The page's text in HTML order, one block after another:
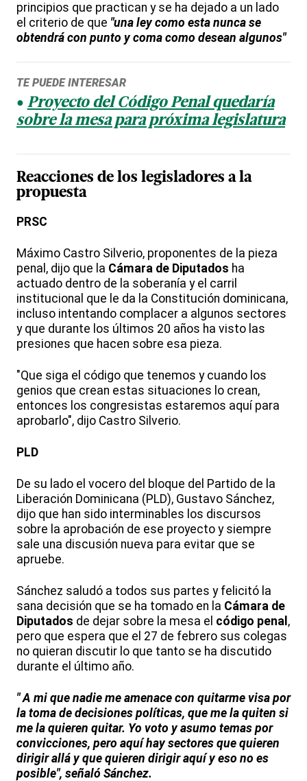
principios que practican y se ha dejado a un lado
el criterio de que "una ley como esta nunca se
obtendrá con punto y coma como desean algunos"
TE PUEDE INTERESAR
Proyecto del Código Penal quedaría
sobre la mesa para próxima legislatura
Reacciones de los legisladores a la
propuesta
PRSC
Máximo Castro Silverio, proponentes de la pieza
penal, dijo que la Cámara de Diputados ha
actuado dentro de la soberanía y el carril
institucional que le da la Constitución dominicana,
incluso intentando complacer a algunos sectores
y que durante los últimos 20 años ha visto las
presiones que hacen sobre esa pieza.
"Que siga el código que tenemos y cuando los
genios que crean estas situaciones lo crean,
entonces los congresistas estaremos aquí para
aprobarlo", dijo Castro Silverio.
PLD
De su lado el vocero del bloque del Partido de la
Liberación Dominicana (PLD), Gustavo Sánchez,
dijo que han sido interminables los discursos
sobre la aprobación de ese proyecto y siempre
sale una discusión nueva para evitar que se
apruebe.
Sánchez saludó a todos sus partes y felicitó la
sana decisión que se ha tomado en la Cámara de
Diputados de dejar sobre la mesa el código penal ,
pero que espera que el 27 de febrero sus colegas
no quieran discutir lo que tanto se ha discutido
durante el último año.
" A mi que nadie me amenace con quitarme visa por
la toma de decisiones políticas, que me la quiten si
me la quieren quitar. Yo voto y asumo temas por
convicciones, pero aquí hay sectores que quieren
dirigir allá y que quieren dirigir aquí y eso no es
posible", señaló Sánchez.